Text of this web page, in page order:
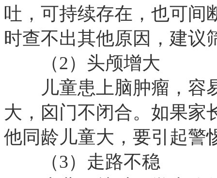
吐，可持续存在，也可间
时查不出其他原因，建议
（2）头颅增大
儿童患上脑肿瘤，容
大，囟门不闭合。如果家
他同龄儿童大，要引起警
（3）走路不稳